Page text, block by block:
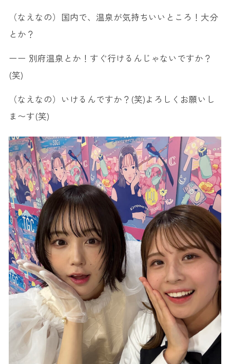
（なえなの）国内で、温泉が気持ちいいところ！大分
とか？
ーー 別府温泉とか！すぐ行けるんじゃないですか？
(笑)
（なえなの）いけるんですか？(笑)よろしくお願いし
ま〜す(笑)